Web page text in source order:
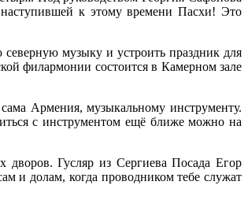
к этому времени Пасхи! Это
музыку и устроить праздник для
филармонии состоится в Камерном зале
Армения, музыкальному инструменту.
с инструментом ещё ближе можно на
дворов. Гусляр из Сергиева Посада Егор
и долам, когда проводником тебе служат